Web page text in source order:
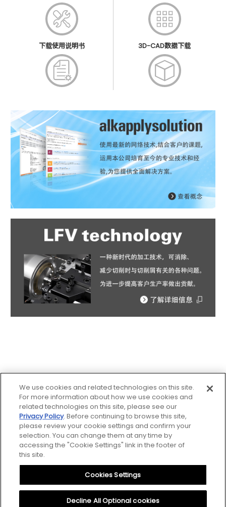
下载使用说明书 3D-CAD数据下载
网站地图
关于网页的利用
隐私保护
Cookies Settings
We use cookies and related technologies on this site.
For more information about how we use cookies and
related technologies on this site, please see our
Privacy Policy. Before continuing to browse this site,
please review your cookie settings and confirm your
selection. You can change them at any time by
accessing the "Cookie Settings" link in the footer of
this site.
Cookies Settings
Decline All Optional cookies